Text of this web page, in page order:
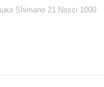
Shimano 21 Nasci 1000